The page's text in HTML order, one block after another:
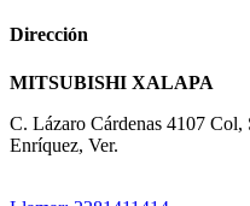
Dirección
MITSUBISHI XALAPA
C. Lázaro Cárdenas 4107
Enríquez, Ver.